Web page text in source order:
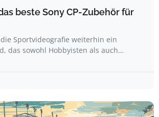
beste Sony CP-Zubehör für
Sportvideografie weiterhin ein
das sowohl Hobbyisten als auch…